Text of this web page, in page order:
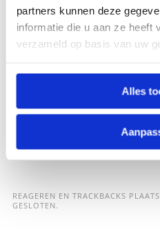
partners kunnen deze
informatie die u aan ze heeft
verzameld op basis van uw
Alles
REAGEREN EN TRACKBACKS
GESLOTEN.